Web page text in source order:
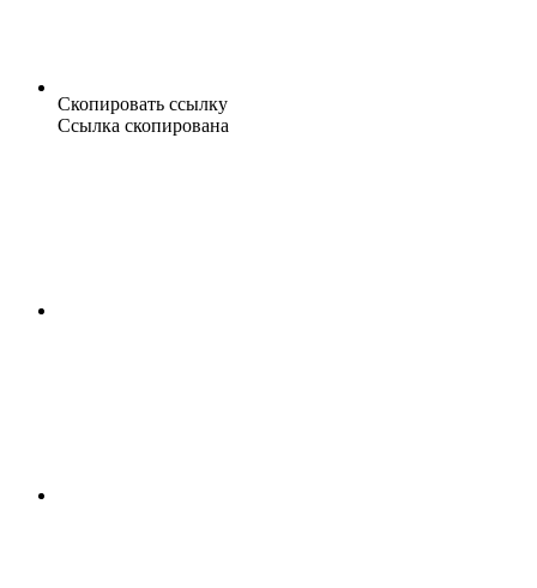
Скопировать ссылку
Ссылка скопирована